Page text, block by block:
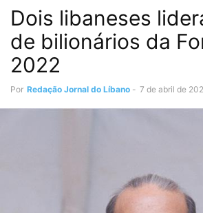
Dois libaneses
de bilionários da
2022
Por Redação Jornal do Líbano - 7 de abril de